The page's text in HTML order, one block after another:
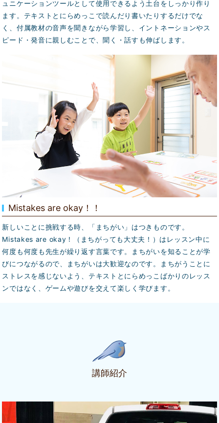
ュニケーションツールとして使用できるよう土台をしっかり作り
ます。テキストとにらめっこで読んだり書いたりするだけでな
く、付属教材の音声を聞きながら学習し、イントネーションやス
ピード・発音に親しむことで、聞く・話すも伸ばします。
Mistakes are okay！！
新しいことに挑戦する時、「まちがい」はつきものです。
Mistakes are okay！（まちがっても大丈夫！）はレッスン中に
何度も何度も先生が繰り返す言葉です。まちがいを知ることが学
びにつながるので、まちがいは大歓迎なのです。
まちがうことに
ストレスを感じないよう、テキストとにらめっこばかりのレッス
ンではなく、ゲームや遊びを交えて楽しく学びます。
講師紹介